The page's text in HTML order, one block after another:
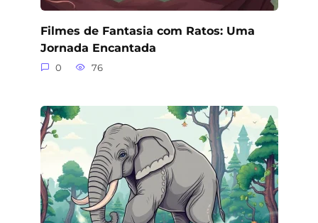
Filmes de Fantasia com Ratos: Uma
Jornada Encantada
0 76